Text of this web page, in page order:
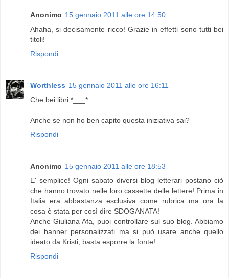
Anonimo 15 gennaio 2011 alle ore 14:50
Ahaha, si decisamente ricco! Grazie in effetti sono tutti bei
titoli!
Rispondi
Worthless 15 gennaio 2011 alle ore 16:11
Che bei libri *___*
Anche se non ho ben capito questa iniziativa sai?
Rispondi
Anonimo 15 gennaio 2011 alle ore 18:53
E' semplice! Ogni sabato diversi blog letterari postano ciò
che hanno trovato nelle loro cassette delle lettere! Prima in
Italia era abbastanza esclusiva come rubrica ma ora la
cosa è stata per così dire SDOGANATA!
Anche Giuliana Afa, puoi controllare sul suo blog. Abbiamo
dei banner personalizzati ma si può usare anche quello
ideato da Kristi, basta esporre la fonte!
Rispondi